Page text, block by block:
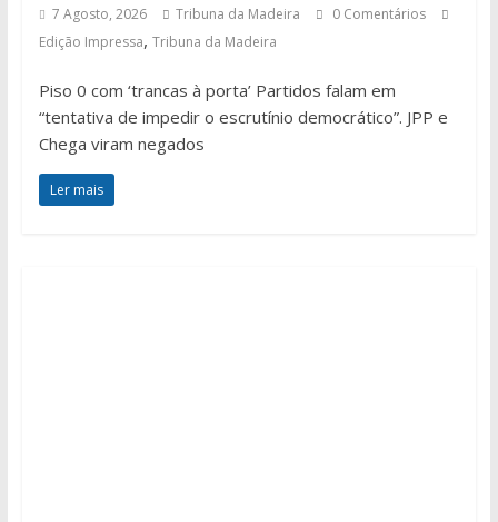
7 Agosto, 2026 Tribuna da Madeira
0 Comentários
Edição Impressa, Tribuna da Madeira
Piso 0 com ‘trancas à porta’ Partidos falam em
“tentativa de impedir o escrutínio democrático”. JPP e
Chega viram negados
Ler mais